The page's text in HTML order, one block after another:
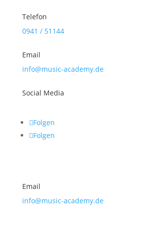
Telefon
0941 / 51144
Email
info@music-academy.de
Social Media
Folgen
Folgen
Email
info@music-academy.de